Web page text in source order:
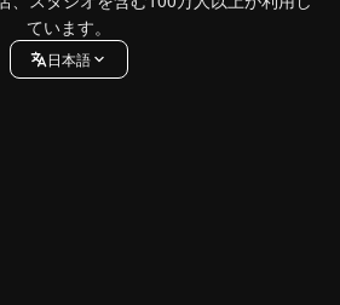
ています。
日本語